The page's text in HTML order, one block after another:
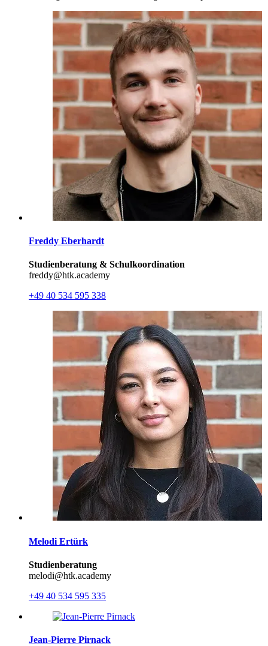
Freddy Eberhardt
Studienberatung & Schulkoordination
freddy@htk.academy
+49 40 534 595 338
Melodi Ertürk
Studienberatung
melodi@htk.academy
+49 40 534 595 335
Jean-Pierre Pirnack